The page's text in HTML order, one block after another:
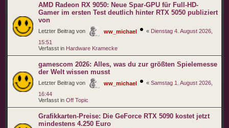
AMD Radeon RX 9050: Neue Spar-GPU für Full-HD-
Gamer im ersten Test deutlich hinter RTX 5050 publiziert
von
Letzter Beitrag von ww_michael « Dienstag 4. August 2026,
15:51
Verfasst in Hardware Kramecke
gamescom 2026: Alles, was du zur größten Spielemesse
der Welt wissen musst
Letzter Beitrag von ww_michael « Samstag 1. August 2026,
16:44
Verfasst in Off Topic
Grafikkarten-Preise: Die GeForce RTX 5090 kostet jetzt
mindestens 4.250 Euro